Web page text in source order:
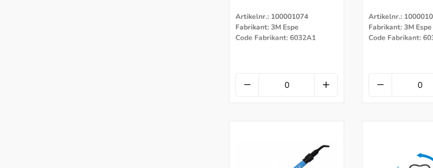
Artikelnr.: 100001074
Fabrikant: 3M Espe
Code Fabrikant: 6032A1
Artikelnr.:
Fabrikant: 3M Espe
Code Fabrikant: